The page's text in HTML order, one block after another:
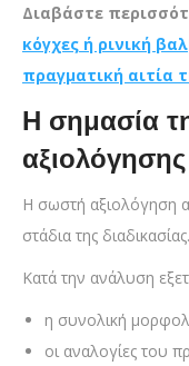
Διαβάστε
κόγχες ή ρινική
πραγματική αιτία
Η σημασία
αξιολόγησης
Η σωστή αξιολόγηση
στάδια της διαδικασίας.
Κατά την ανάλυση
η συνολική
οι αναλογίες του